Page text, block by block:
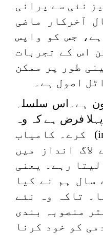
نئی سے پرانی
آخرکار ماضی
جس کو واپس
اس کے تجربات
طور پر ممکن
اصول ہے۔
ہے۔اس سلسلہ
فرض ہے کہ وہ
کرے۔ کامیاب
لاگ انداز میں
رہے۔ یعنی
سال ہم نے کیا
تاکہ وہ نئے
منصوبہ بندی
کو خود کرنا